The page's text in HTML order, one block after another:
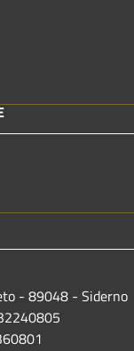
- 89048 - Siderno